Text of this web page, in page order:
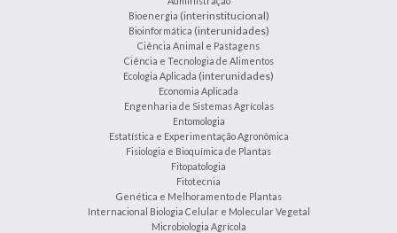
Bioenergia (interinstitucional)
Bioinformática (interunidades)
Ciência Animal e Pastagens
Ciência e Tecnologia de Alimentos
Ecologia Aplicada (interunidades)
Economia Aplicada
Engenharia de Sistemas Agrícolas
Entomologia
Estatística e Experimentação Agronômica
Fisiologia e Bioquímica de Plantas
Fitopatologia
Fitotecnia
Genética e Melhoramento de Plantas
Internacional Biologia Celular e Molecular Vegetal
Microbiologia Agrícola